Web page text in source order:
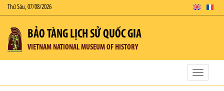
Thứ Sáu, 07/08/2026
BẢO TÀNG LỊCH SỬ QUỐC GIA
VIETNAM NATIONAL MUSEUM OF HISTORY
Toggle